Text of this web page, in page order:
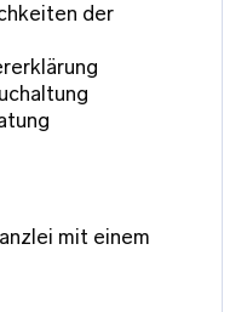
der
mit einem